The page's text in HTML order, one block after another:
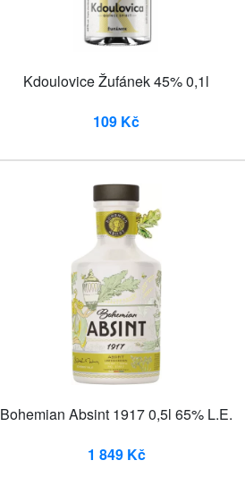
Kdoulovice Žufánek 45% 0,1l
109 Kč
Bohemian Absint 1917 0,5l 65% L.E.
1 849 Kč